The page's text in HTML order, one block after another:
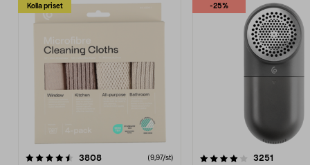
Kolla priset
3808recensioner (9,97/st)
-25%
4.0av 5 stjärnor 3251
4.5av 5 stjärnor